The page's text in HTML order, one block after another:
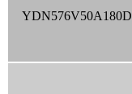
YDN576V50A180D